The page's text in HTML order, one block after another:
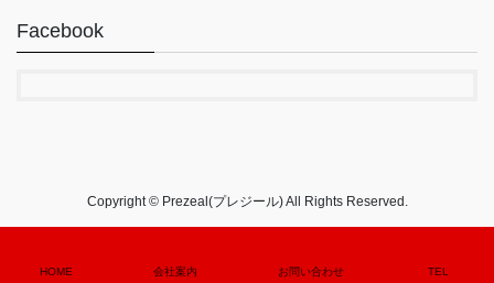
Facebook
Copyright © Prezeal(プレジール) All Rights Reserved.
HOME 会社案内 お問い合わせ TEL